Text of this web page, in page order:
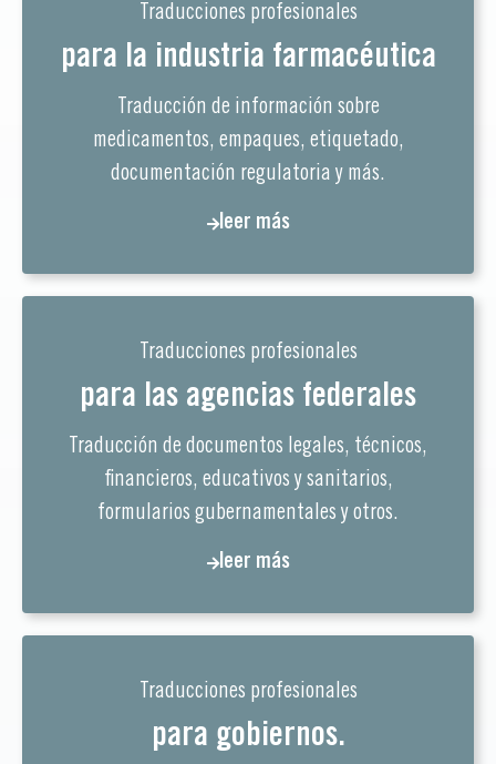
Traducciones profesionales
para la industria farmacéutica
Traducción de información sobre
medicamentos, empaques, etiquetado,
documentación regulatoria y más.
leer más
Traducciones profesionales
para las agencias federales
Traducción de documentos legales, técnicos,
financieros, educativos y sanitarios,
formularios gubernamentales y otros.
leer más
Traducciones profesionales
para gobiernos.